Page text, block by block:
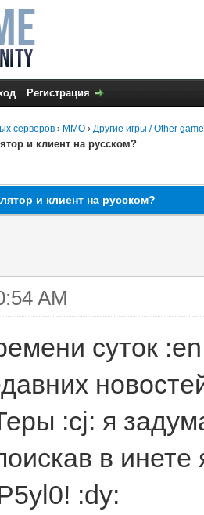
Регистрация
серверов › MMO › Другие игры / Other
и клиент на русском?
и клиент на русском?
AM
суток
:cj: я
в
:dy: